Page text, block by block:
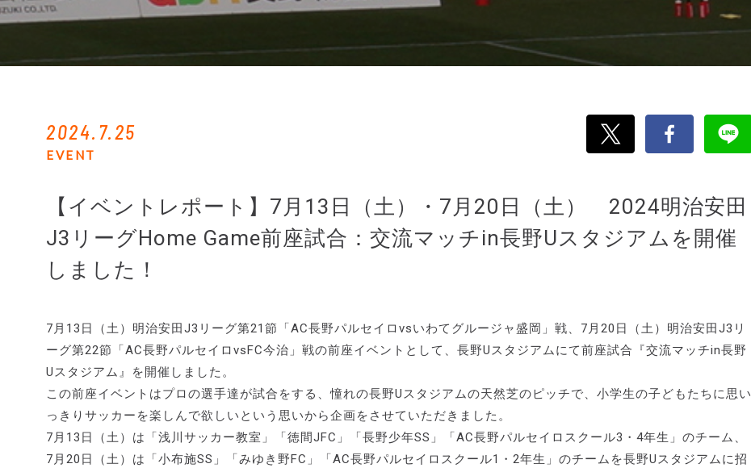
2024.7.25
EVENT
【イベントレポート】7月13日（土）・7月20日（土） 2024明治安田
J3リーグHome Game前座試合：交流マッチin長野Uスタジアムを開催
しました！
7月13日（土）明治安田J3リーグ第21節「AC長野パルセイロvsいわてグルージャ盛岡」戦、7月20日（土）明治安田J3リ
ーグ第22節「AC長野パルセイロvsFC今治」戦の前座イベントとして、長野Uスタジアムにて前座試合『交流マッチin長野
Uスタジアム』を開催しました。
この前座イベントはプロの選手達が試合をする、憧れの長野Uスタジアムの天然芝のピッチで、小学生の子どもたちに思い
っきりサッカーを楽しんで欲しいという思いから企画をさせていただきました。
7月13日（土）は「浅川サッカー教室」「徳間JFC」「長野少年SS」「AC長野パルセイロスクール3・4年生」のチーム、
7月20日（土）は「小布施SS」「みゆき野FC」「AC長野パルセイロスクール1・2年生」のチームを長野Uスタジアムに招